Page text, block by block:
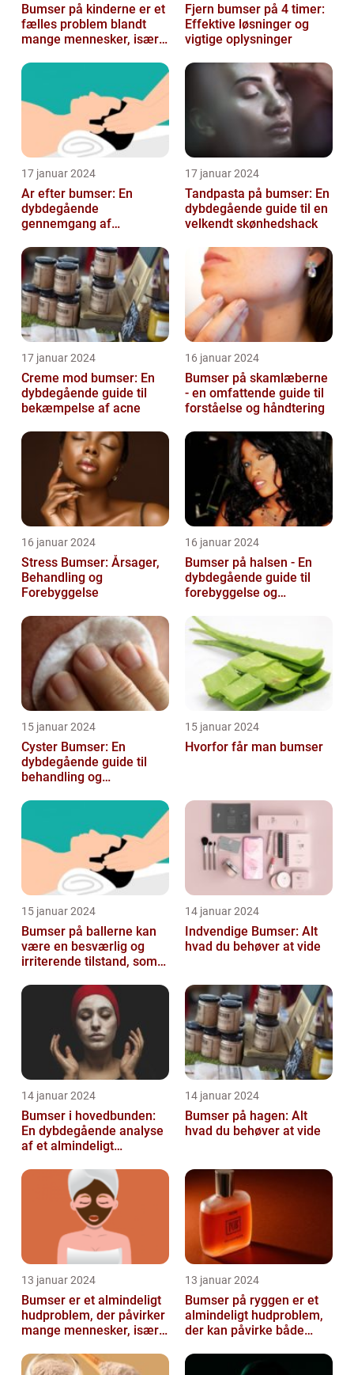
Bumser på kinderne er et
fælles problem blandt
mange mennesker, især
kosmetikfor...
Fjern bumser på 4 timer:
Effektive løsninger og
vigtige oplysninger
17 januar 2024
Ar efter bumser: En
dybdegående
gennemgang af
og forebyggelse
17 januar 2024
Tandpasta på bumser: En
dybdegående guide til en
velkendt skønhedshack
17 januar 2024
Creme mod bumser: En
dybdegående guide til
bekæmpelse af acne
16 januar 2024
Bumser på skamlæberne
- en omfattende guide til
forståelse og håndtering
16 januar 2024
Stress Bumser: Årsager,
Behandling og
Forebyggelse
16 januar 2024
Bumser på halsen - En
dybdegående guide til
forebyggelse og
15 januar 2024
Cyster Bumser: En
dybdegående guide til
behandling og
15 januar 2024
Hvorfor får man bumser
15 januar 2024
Bumser på ballerne kan
være en besværlig og
irriterende tilstand, som
oplever på et ...
14 januar 2024
Indvendige Bumser: Alt
hvad du behøver at vide
14 januar 2024
Bumser i hovedbunden:
En dybdegående analyse
af et almindeligt
14 januar 2024
Bumser på hagen: Alt
hvad du behøver at vide
13 januar 2024
Bumser er et almindeligt
hudproblem, der påvirker
mange mennesker, især i
13 januar 2024
Bumser på ryggen er et
almindeligt hudproblem,
der kan påvirke både